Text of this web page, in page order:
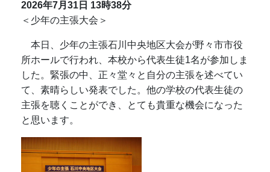
2026年7月31日 13時38分
＜少年の主張大会＞
本日、少年の主張石川中央地区大会が野々市市役
所ホールで行われ、本校から代表生徒1名が参加しま
した。緊張の中、正々堂々と自分の主張を述べてい
て、素晴らしい発表でした。他の学校の代表生徒の
主張を聴くことができ、とても貴重な機会になった
と思います。